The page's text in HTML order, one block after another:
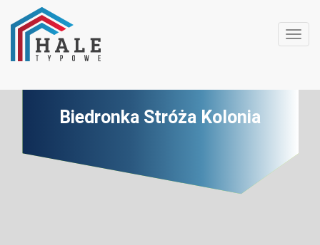
Biedronka Stróża Kolonia